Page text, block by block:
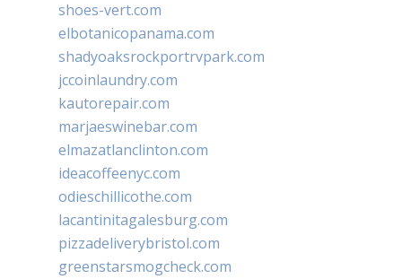
shoes-vert.com
elbotanicopanama.com
shadyoaksrockportrvpark.com
jccoinlaundry.com
kautorepair.com
marjaeswinebar.com
elmazatlanclinton.com
ideacoffeenyc.com
odieschillicothe.com
lacantinitagalesburg.com
pizzadeliverybristol.com
greenstarsmogcheck.com